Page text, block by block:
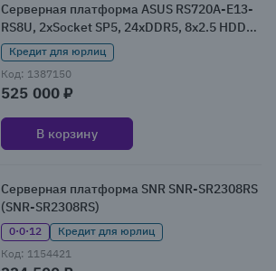
Серверная платформа ASUS RS720A-E13-
RS8U, 2xSocket SP5, 24xDDR5, 8x2.5 HDD
HS, Redundant 2x2700 Вт 2U (90SF0441-
M000K0)
Кредит для юрлиц
Код: 1387150
525 000 ₽
В корзину
Серверная платформа SNR SNR-SR2308RS
(SNR-SR2308RS)
0·0·12
Кредит для юрлиц
Код: 1154421